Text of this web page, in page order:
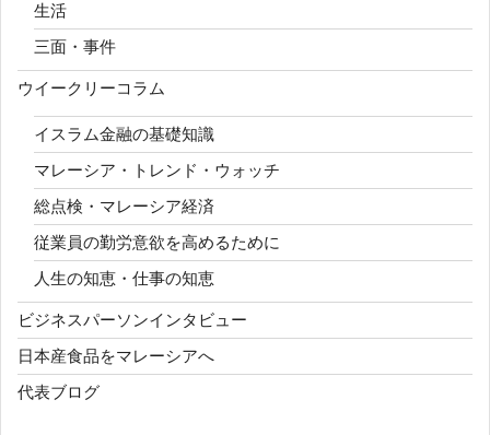
生活
三面・事件
ウイークリーコラム
イスラム金融の基礎知識
マレーシア・トレンド・ウォッチ
総点検・マレーシア経済
従業員の勤労意欲を高めるために
人生の知恵・仕事の知恵
ビジネスパーソンインタビュー
日本産食品をマレーシアへ
代表ブログ